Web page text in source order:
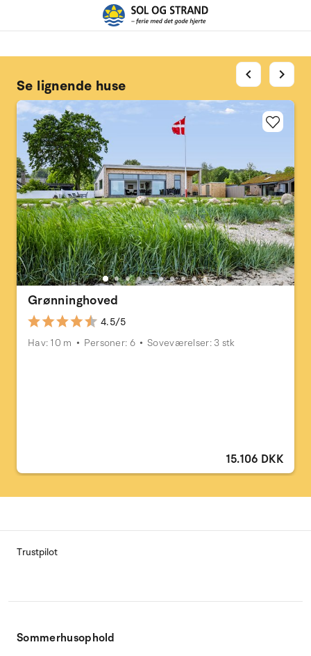
Se lignende huse
Grønninghoved
4.5/5
Hav: 10 m
Personer: 6 Soveværelser: 3 stk
15.106 DKK
chevron_left chevron_right
Trustpilot
Sommerhusophold